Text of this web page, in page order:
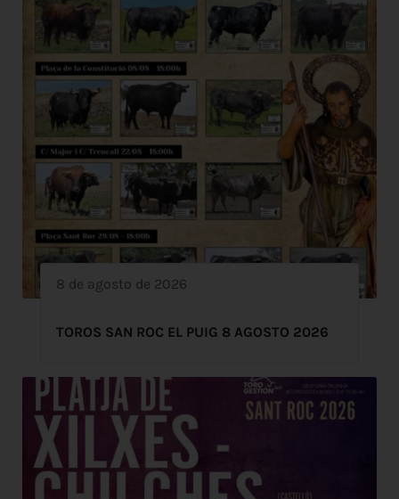
8 de agosto de 2026
TOROS SAN ROC EL PUIG 8 AGOSTO 2026